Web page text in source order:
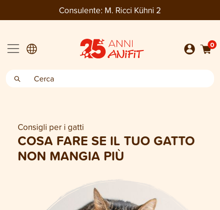
Consulente: M. Ricci Kühni 2
0
Consigli per i gatti
COSA FARE SE IL TUO GATTO
NON MANGIA PIÙ